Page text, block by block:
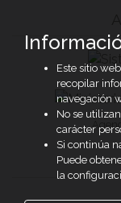
Este sitio
recopilar
navegación
No se
carácter
Si continúa
Puede
la